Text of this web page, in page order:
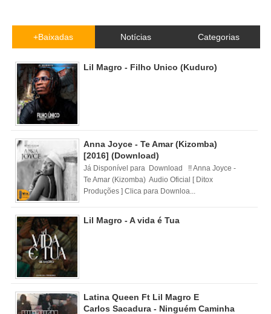
+Baixadas Notícias Categorias
Lil Magro - Filho Unico (Kuduro)
Anna Joyce - Te Amar (Kizomba)
[2016] (Download)
Já Disponível para Download !! Anna Joyce -
Te Amar (Kizomba) Audio Oficial [ Ditox
Produções ] Clica para Downloa...
Lil Magro - A vida é Tua
Latina Queen Ft Lil Magro E
Carlos Sacadura - Ninguém Caminha